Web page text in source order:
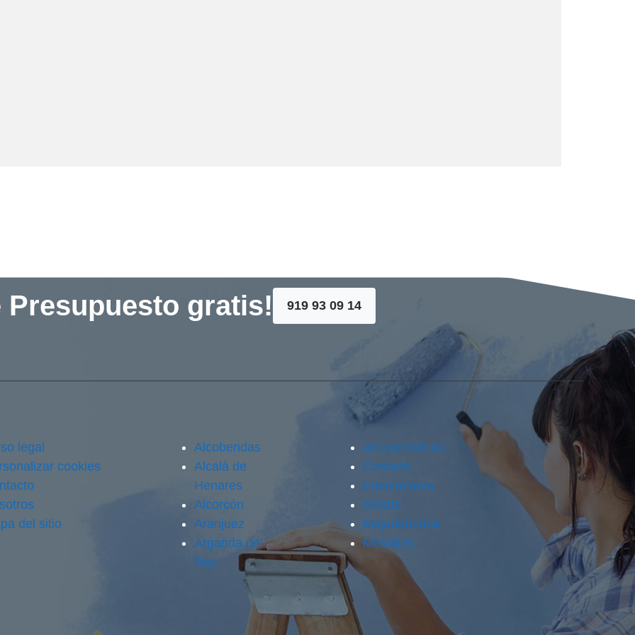
Presupuesto gratis! 919 93 09 14
legal
cookies
del sitio
Alcobendas
Alcalá de
Henares
Alcorcón
Aranjuez
Arganda del
Rey
Arroyomolinos
Coslada
Fuenlabrada
Getafe
Majadahonda
Móstoles